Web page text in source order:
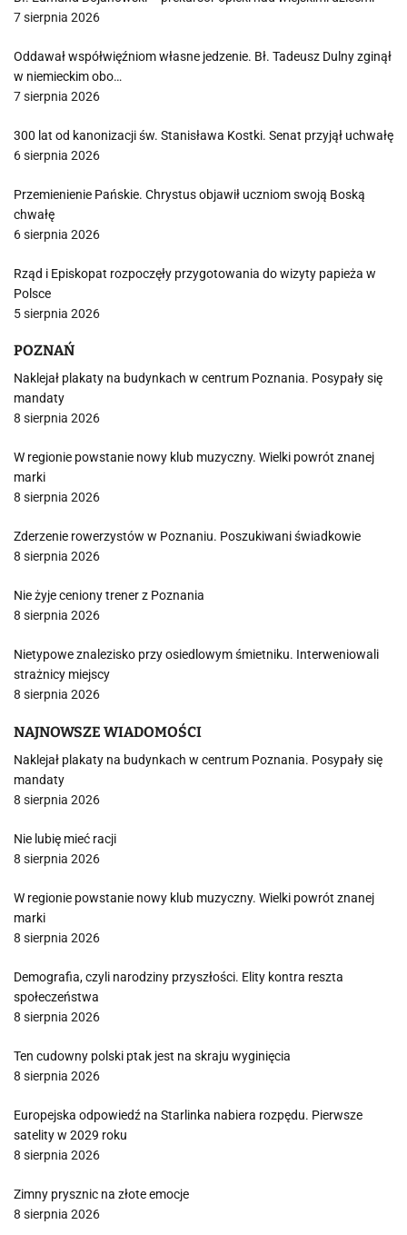
7 sierpnia 2026
Oddawał współwięźniom własne jedzenie. Bł. Tadeusz Dulny zginął
w niemieckim obo…
7 sierpnia 2026
300 lat od kanonizacji św. Stanisława Kostki. Senat przyjął uchwałę
6 sierpnia 2026
Przemienienie Pańskie. Chrystus objawił uczniom swoją Boską
chwałę
6 sierpnia 2026
Rząd i Episkopat rozpoczęły przygotowania do wizyty papieża w
Polsce
5 sierpnia 2026
POZNAŃ
Naklejał plakaty na budynkach w centrum Poznania. Posypały się
mandaty
8 sierpnia 2026
W regionie powstanie nowy klub muzyczny. Wielki powrót znanej
marki
8 sierpnia 2026
Zderzenie rowerzystów w Poznaniu. Poszukiwani świadkowie
8 sierpnia 2026
Nie żyje ceniony trener z Poznania
8 sierpnia 2026
Nietypowe znalezisko przy osiedlowym śmietniku. Interweniowali
strażnicy miejscy
8 sierpnia 2026
NAJNOWSZE WIADOMOŚCI
Naklejał plakaty na budynkach w centrum Poznania. Posypały się
mandaty
8 sierpnia 2026
Nie lubię mieć racji
8 sierpnia 2026
W regionie powstanie nowy klub muzyczny. Wielki powrót znanej
marki
8 sierpnia 2026
Demografia, czyli narodziny przyszłości. Elity kontra reszta
społeczeństwa
8 sierpnia 2026
Ten cudowny polski ptak jest na skraju wyginięcia
8 sierpnia 2026
Europejska odpowiedź na Starlinka nabiera rozpędu. Pierwsze
satelity w 2029 roku
8 sierpnia 2026
Zimny prysznic na złote emocje
8 sierpnia 2026